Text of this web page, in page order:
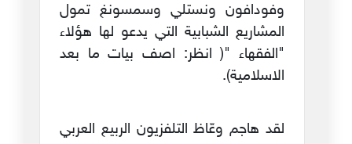
وفودافون ونستلي وسمسونغ تمول
المشاريع الشبابية التي يدعو لها هؤلاء
"الفقهاء "( انظر: اصف بيات ما بعد
الاسلامية).
لقد هاجم وعّاظ التلفزيون الربيع العربي